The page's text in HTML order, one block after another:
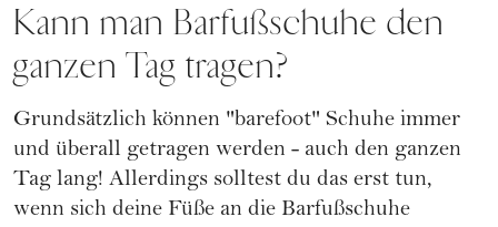
Kann man Barfußschuhe den
ganzen Tag tragen?
Grundsätzlich können "barefoot" Schuhe immer
und überall getragen werden - auch den ganzen
Tag lang! Allerdings solltest du das erst tun,
wenn sich deine Füße an die Barfußschuhe